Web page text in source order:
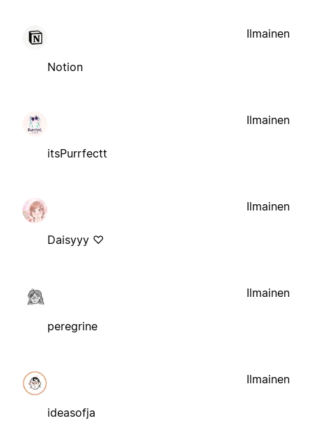
Notion
Ilmainen
itsPurrfectt
Ilmainen
Daisyyy ♡
Ilmainen
peregrine
Ilmainen
ideasofja
Ilmainen